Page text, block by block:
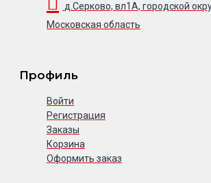
д.Серково, вл1А, городской
Московская область
Профиль
Войти
Регистрация
Заказы
Корзина
Оформить заказ